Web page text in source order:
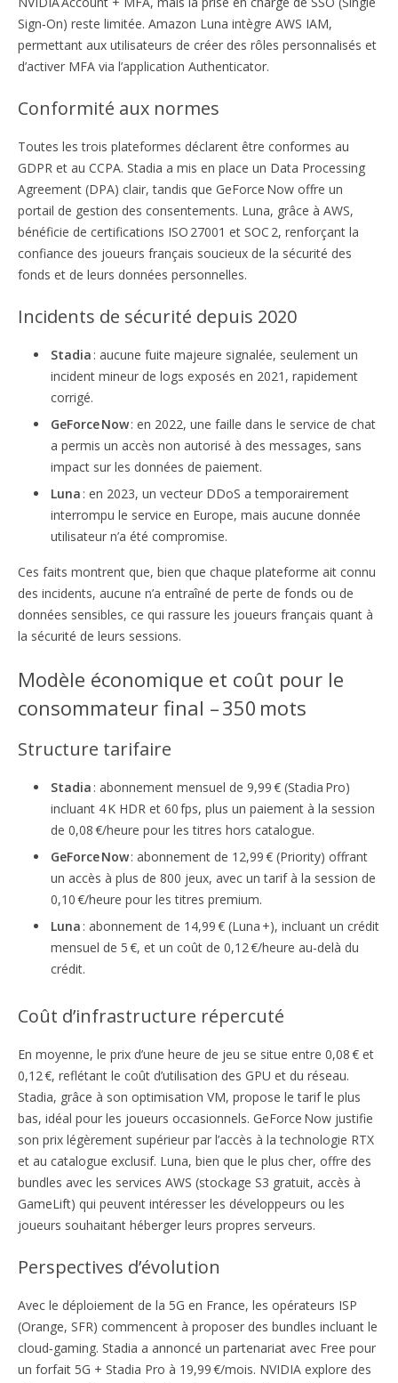
Sign‑On) reste limitée. Amazon Luna intègre AWS IAM,
permettant aux utilisateurs de créer des rôles personnalisés et
d’activer MFA via l’application Authenticator.
Conformité aux normes
Toutes les trois plateformes déclarent être conformes au
GDPR et au CCPA. Stadia a mis en place un Data Processing
Agreement (DPA) clair, tandis que GeForce Now offre un
portail de gestion des consentements. Luna, grâce à AWS,
bénéficie de certifications ISO 27001 et SOC 2, renforçant la
confiance des joueurs français soucieux de la sécurité des
fonds et de leurs données personnelles.
Incidents de sécurité depuis 2020
Stadia : aucune fuite majeure signalée, seulement un
incident mineur de logs exposés en 2021, rapidement
corrigé.
GeForce Now: en 2022, une faille dans le service de chat
a permis un accès non autorisé à des messages, sans
impact sur les données de paiement.
Luna : en 2023, un vecteur DDoS a temporairement
interrompu le service en Europe, mais aucune donnée
utilisateur n’a été compromise.
Ces faits montrent que, bien que chaque plateforme ait connu
des incidents, aucune n’a entraîné de perte de fonds ou de
données sensibles, ce qui rassure les joueurs français quant à
la sécurité de leurs sessions.
Modèle économique et coût pour le
consommateur final – 350 mots
Structure tarifaire
Stadia : abonnement mensuel de 9,99 € (Stadia Pro)
incluant 4 K HDR et 60 fps, plus un paiement à la session
de 0,08 €/heure pour les titres hors catalogue.
GeForce Now: abonnement de 12,99 € (Priority) offrant
un accès à plus de 800 jeux, avec un tarif à la session de
0,10 €/heure pour les titres premium.
Luna : abonnement de 14,99 € (Luna +), incluant un crédit
mensuel de 5 €, et un coût de 0,12 €/heure au-delà du
crédit.
Coût d’infrastructure répercuté
En moyenne, le prix d’une heure de jeu se situe entre 0,08 € et
0,12 €, reflétant le coût d’utilisation des GPU et du réseau.
Stadia, grâce à son optimisation VM, propose le tarif le plus
bas, idéal pour les joueurs occasionnels. GeForce Now justifie
son prix légèrement supérieur par l’accès à la technologie RTX
et au catalogue exclusif. Luna, bien que le plus cher, offre des
bundles avec les services AWS (stockage S3 gratuit, accès à
GameLift) qui peuvent intéresser les développeurs ou les
joueurs souhaitant héberger leurs propres serveurs.
Perspectives d’évolution
Avec le déploiement de la 5G en France, les opérateurs ISP
(Orange, SFR) commencent à proposer des bundles incluant le
cloud‑gaming. Stadia a annoncé un partenariat avec Free pour
un forfait 5G + Stadia Pro à 19,99 €/mois. NVIDIA explore des